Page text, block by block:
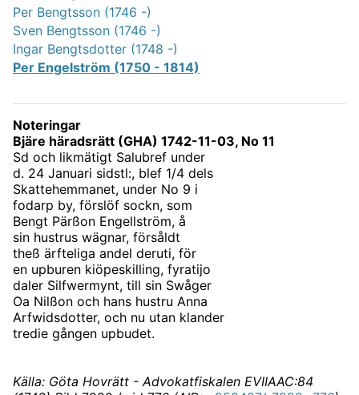
Per Bengtsson (1746 -)
Sven Bengtsson (1746 -)
Ingar Bengtsdotter (1748 -)
Per Engelström (1750 - 1814)
Noteringar
Bjäre häradsrätt (GHA) 1742-11-03, No 11
Sd och likmätigt Salubref under
d. 24 Januari sidstl:, blef 1/4 dels
Skattehemmanet, under No 9 i
fodarp by, förslöf sockn, som
Bengt Pärßon Engellström, å
sin hustrus wägnar, försåldt
theß ärfteliga andel deruti, för
en upburen kiöpeskilling, fyratijo
daler Silfwermynt, till sin Swåger
Oa Nilßon och hans hustru Anna
Arfwidsdotter, och nu utan klander
tredie gången upbudet.
Källa: Göta Hovrätt - Advokatfiskalen EVIIAAC:84